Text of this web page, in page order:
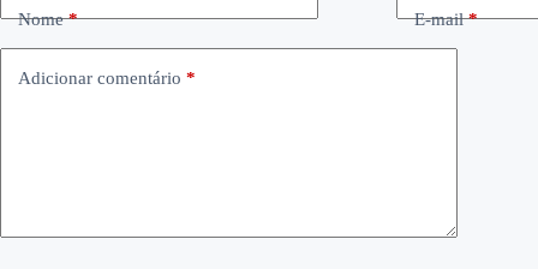
Nome* E-mail*
Adicionar comentário *